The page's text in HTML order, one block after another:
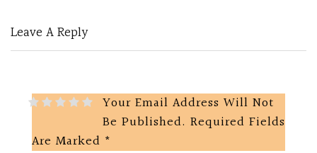
Leave A Reply
Your Email Address Will Not
Be Published. Required Fields
Are Marked *